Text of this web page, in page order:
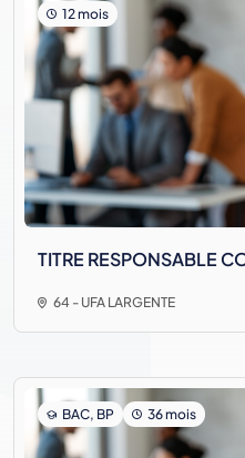
12 mois
TITRE RESPONSABLE
64 - UFA LARGENTE
BAC, BP 36 mois